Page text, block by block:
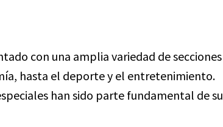
con una amplia variedad de secciones
hasta el deporte y el entretenimiento.
han sido parte fundamental de su